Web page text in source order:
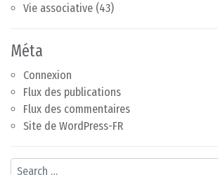
Vie associative (43)
Méta
Connexion
Flux des publications
Flux des commentaires
Site de WordPress-FR
Search